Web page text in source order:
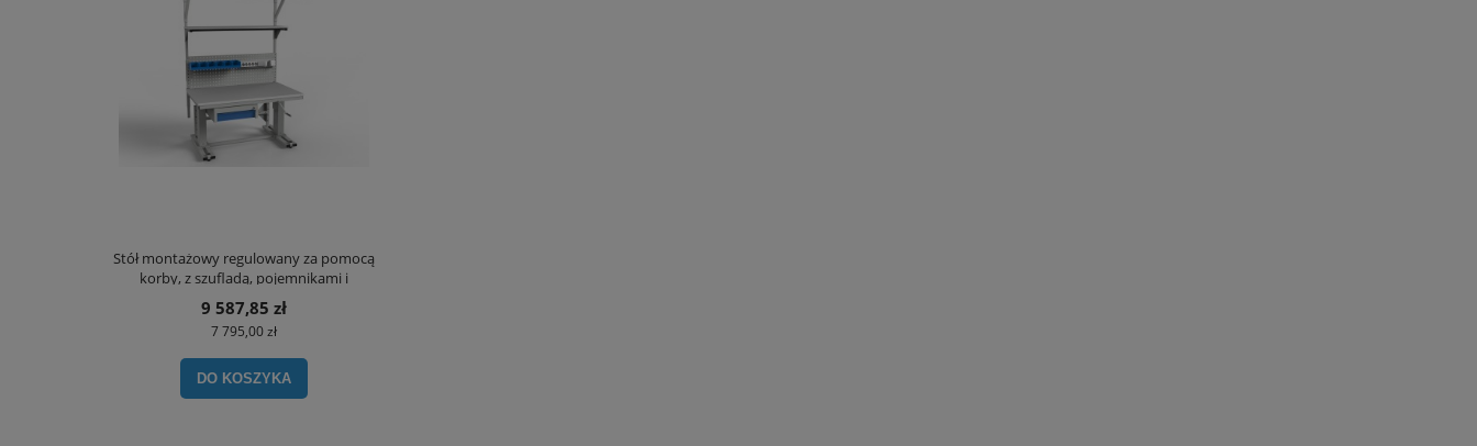
Stół montażowy regulowany za pomocą
korby, z szufladą, pojemnikami i
oświetleniem
9 587,85 zł
7 795,00 zł
DO KOSZYKA